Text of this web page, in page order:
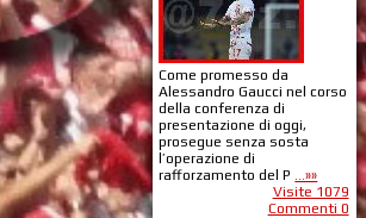
Come promesso da
Alessandro Gaucci nel corso
della conferenza di
presentazione di oggi,
prosegue senza sosta
l’operazione di
rafforzamento del P
...»»
Visite 1079
Commenti 0